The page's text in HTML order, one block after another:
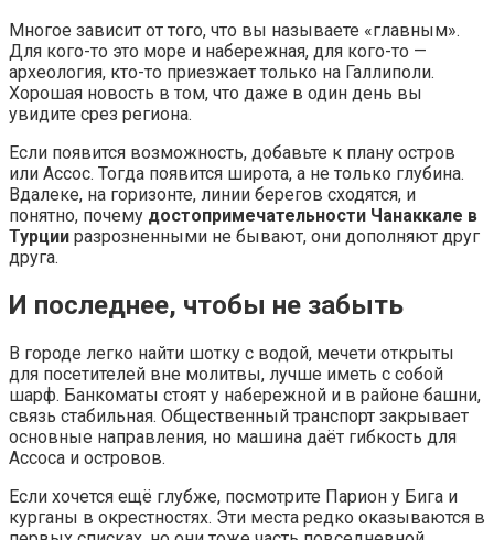
Многое зависит от того, что вы называете «главным».
Для кого-то это море и набережная, для кого-то —
археология, кто-то приезжает только на Галлиполи.
Хорошая новость в том, что даже в один день вы
увидите срез региона.
Если появится возможность, добавьте к плану остров
или Ассос. Тогда появится широта, а не только глубина.
Вдалеке, на горизонте, линии берегов сходятся, и
понятно, почему достопримечательности Чанаккале в
Турции разрозненными не бывают, они дополняют друг
друга.
И последнее, чтобы не забыть
В городе легко найти шотку с водой, мечети открыты
для посетителей вне молитвы, лучше иметь с собой
шарф. Банкоматы стоят у набережной и в районе башни,
связь стабильная. Общественный транспорт закрывает
основные направления, но машина даёт гибкость для
Ассоса и островов.
Если хочется ещё глубже, посмотрите Парион у Бига и
курганы в окрестностях. Эти места редко оказываются в